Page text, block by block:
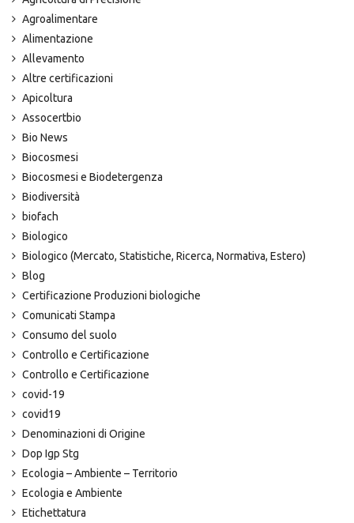
Agroalimentare
Alimentazione
Allevamento
Altre certificazioni
Apicoltura
Assocertbio
Bio News
Biocosmesi
Biocosmesi e Biodetergenza
Biodiversità
biofach
Biologico
Biologico (Mercato, Statistiche, Ricerca, Normativa, Estero)
Blog
Certificazione Produzioni biologiche
Comunicati Stampa
Consumo del suolo
Controllo e Certificazione
Controllo e Certificazione
covid-19
covid19
Denominazioni di Origine
Dop Igp Stg
Ecologia – Ambiente – Territorio
Ecologia e Ambiente
Etichettatura